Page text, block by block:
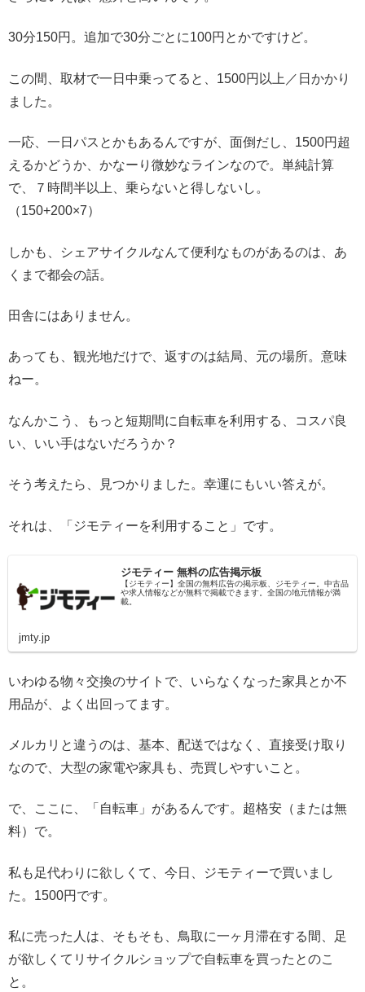
30分150円。追加で30分ごとに100円とかですけど。
この間、取材で一日中乗ってると、1500円以上／日かかり
ました。
一応、一日パスとかもあるんですが、面倒だし、1500円超
えるかどうか、かなーり微妙なラインなので。単純計算
で、７時間半以上、乗らないと得しないし。
（150+200×7）
しかも、シェアサイクルなんて便利なものがあるのは、あ
くまで都会の話。
田舎にはありません。
あっても、観光地だけで、返すのは結局、元の場所。意味
ねー。
なんかこう、もっと短期間に自転車を利用する、コスパ良
い、いい手はないだろうか？
そう考えたら、見つかりました。幸運にもいい答えが。
それは、「ジモティーを利用すること」です。
ジモティー 無料の広告掲示板
【ジモティー】全国の無料広告の掲示板、ジモティー。中古品
や求人情報などが無料で掲載できます。全国の地元情報が満
載。
jmty.jp
いわゆる物々交換のサイトで、いらなくなった家具とか不
用品が、よく出回ってます。
メルカリと違うのは、基本、配送ではなく、直接受け取り
なので、大型の家電や家具も、売買しやすいこと。
で、ここに、「自転車」があるんです。超格安（または無
料）で。
私も足代わりに欲しくて、今日、ジモティーで買いまし
た。1500円です。
私に売った人は、そもそも、鳥取に一ヶ月滞在する間、足
が欲しくてリサイクルショップで自転車を買ったとのこ
と。